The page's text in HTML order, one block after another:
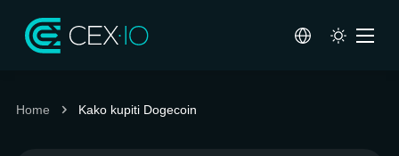
Home Kako kupiti Dogecoin